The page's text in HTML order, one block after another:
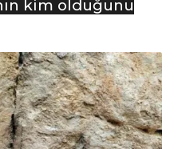
kim olduğunu